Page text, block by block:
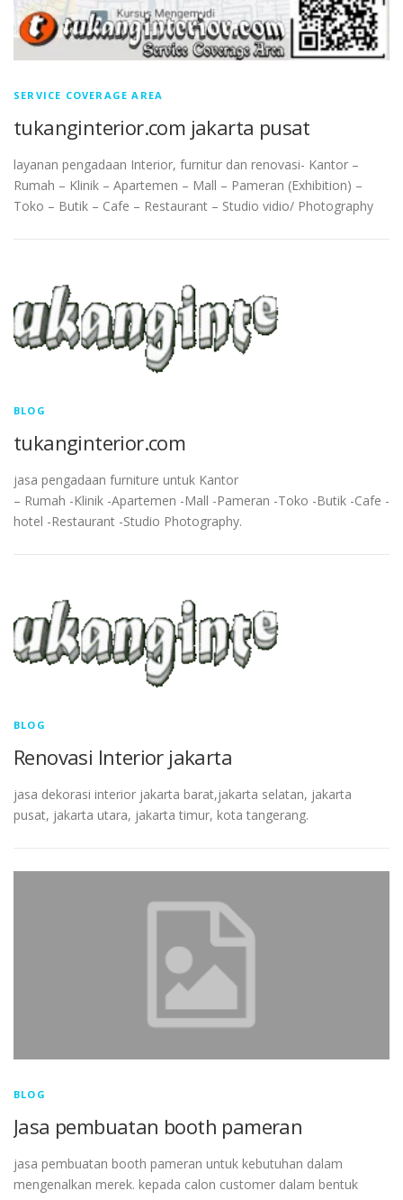
SERVICE COVERAGE AREA
tukanginterior.com jakarta pusat
layanan pengadaan Interior, furnitur dan renovasi- Kantor –
Rumah – Klinik – Apartemen – Mall – Pameran (Exhibition) –
Toko – Butik – Cafe – Restaurant – Studio vidio/ Photography
BLOG
tukanginterior.com
jasa pengadaan furniture untuk Kantor
– Rumah -Klinik -Apartemen -Mall -Pameran -Toko -Butik -Cafe -
hotel -Restaurant -Studio Photography.
BLOG
Renovasi Interior jakarta
jasa dekorasi interior jakarta barat,jakarta selatan, jakarta
pusat, jakarta utara, jakarta timur, kota tangerang.
BLOG
Jasa pembuatan booth pameran
jasa pembuatan booth pameran untuk kebutuhan dalam
mengenalkan merek. kepada calon customer dalam bentuk